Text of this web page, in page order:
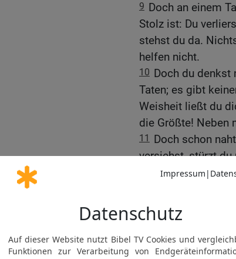
9 Doch an einem
Stolz ist: Du
stehst du da.
helfen nicht.
10 Doch du denkst
Taten; es gibt
Weisheit ließt du
die Größte! Neben
11
Doch schon
versiehst, stürzt
kommen sehen
12
Stell dich hin,
versuch es! Darin
Sieh, ob sie dir
13
Hast du dich